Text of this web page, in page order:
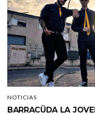
NOTICIAS
BARRACÜDA LA